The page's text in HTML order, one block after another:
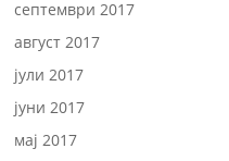
септември 2017
август 2017
јули 2017
јуни 2017
мај 2017